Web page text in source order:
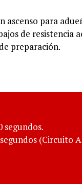
ascenso para
de resistencia
preparación.
segundos.
(Circuito